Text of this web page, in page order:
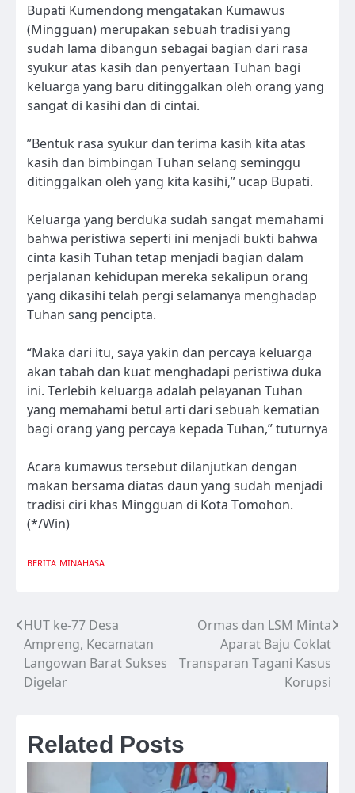
Bupati Kumendong mengatakan Kumawus
(Mingguan) merupakan sebuah tradisi yang
sudah lama dibangun sebagai bagian dari rasa
syukur atas kasih dan penyertaan Tuhan bagi
keluarga yang baru ditinggalkan oleh orang yang
sangat di kasihi dan di cintai.
”Bentuk rasa syukur dan terima kasih kita atas
kasih dan bimbingan Tuhan selang seminggu
ditinggalkan oleh yang kita kasihi,” ucap Bupati.
Keluarga yang berduka sudah sangat memahami
bahwa peristiwa seperti ini menjadi bukti bahwa
cinta kasih Tuhan tetap menjadi bagian dalam
perjalanan kehidupan mereka sekalipun orang
yang dikasihi telah pergi selamanya menghadap
Tuhan sang pencipta.
“Maka dari itu, saya yakin dan percaya keluarga
akan tabah dan kuat menghadapi peristiwa duka
ini. Terlebih keluarga adalah pelayanan Tuhan
yang memahami betul arti dari sebuah kematian
bagi orang yang percaya kepada Tuhan,” tuturnya
Acara kumawus tersebut dilanjutkan dengan
makan bersama diatas daun yang sudah menjadi
tradisi ciri khas Mingguan di Kota Tomohon.
(*/Win)
BERITA MINAHASA
Navigasi
pos
HUT ke-77 Desa
Ampreng, Kecamatan
Langowan Barat Sukses
Digelar
Ormas dan LSM Minta
Aparat Baju Coklat
Transparan Tagani Kasus
Korupsi
Related Posts